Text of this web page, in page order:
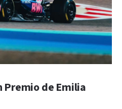
Premio de Emilia